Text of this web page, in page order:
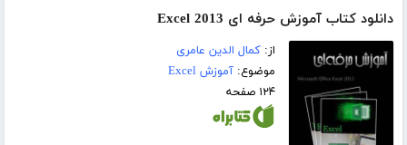
دانلود کتاب آموزش حرفه ای Excel 2013
از:کمال الدین عامری
موضوع:آموزش Excel
۱۲۴ صفحه